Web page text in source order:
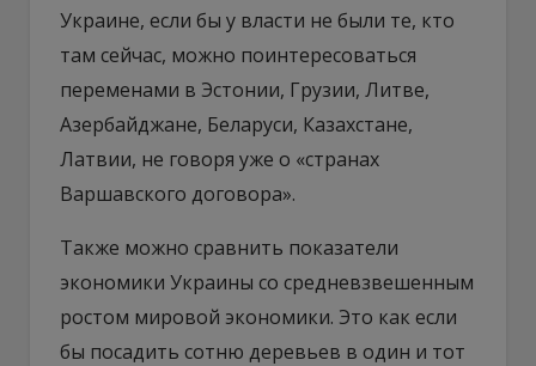
Украине, если бы у власти не были те, кто
там сейчас, можно поинтересоваться
переменами в Эстонии, Грузии, Литве,
Азербайджане, Беларуси, Казахстане,
Латвии, не говоря уже о «странах
Варшавского договора».
Также можно сравнить показатели
экономики Украины со средневзвешенным
ростом мировой экономики. Это как если
бы посадить сотню деревьев в один и тот